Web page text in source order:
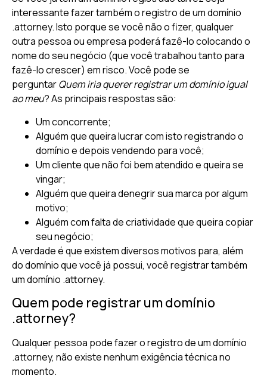
interessante fazer também o registro de um domínio
.attorney. Isto porque se você não o fizer, qualquer
outra pessoa ou empresa poderá fazê-lo colocando o
nome do seu negócio (que você trabalhou tanto para
fazê-lo crescer) em risco. Você pode se
perguntarQuem iria querer registrar um domínio igual
ao meu? As principais respostas são:
Um concorrente;
Alguém que queira lucrar com isto registrando o
domínio e depois vendendo para você;
Um cliente que não foi bem atendido e queira se
vingar;
Alguém que queira denegrir sua marca por algum
motivo;
Alguém com falta de criatividade que queira copiar
seu negócio;
A verdade é que existem diversos motivos para, além
do domínio que você já possui, você registrar também
um domínio .attorney.
Quem pode registrar um domínio
.attorney?
Qualquer pessoa pode fazer o registro de um domínio
.attorney, não existe nenhum exigência técnica no
momento.